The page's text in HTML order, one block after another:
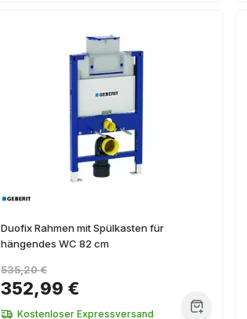
Duofix Rahmen mit Spülkasten für
hängendes WC 82 cm
352,99 €
535,20 €
Kostenloser Expressversand